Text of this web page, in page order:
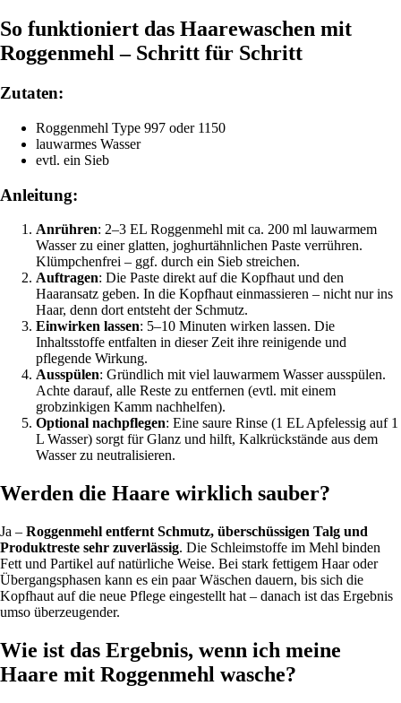
So funktioniert das Haarewaschen mit
Roggenmehl – Schritt für Schritt
Zutaten:
Roggenmehl Type 997 oder 1150
lauwarmes Wasser
evtl. ein Sieb
Anleitung:
Anrühren: 2–3 EL Roggenmehl mit ca. 200 ml lauwarmem
Wasser zu einer glatten, joghurtähnlichen Paste verrühren.
Klümpchenfrei – ggf. durch ein Sieb streichen.
Auftragen: Die Paste direkt auf die Kopfhaut und den
Haaransatz geben. In die Kopfhaut einmassieren – nicht nur ins
Haar, denn dort entsteht der Schmutz.
Einwirken lassen: 5–10 Minuten wirken lassen. Die
Inhaltsstoffe entfalten in dieser Zeit ihre reinigende und
pflegende Wirkung.
Ausspülen: Gründlich mit viel lauwarmem Wasser ausspülen.
Achte darauf, alle Reste zu entfernen (evtl. mit einem
grobzinkigen Kamm nachhelfen).
Optional nachpflegen: Eine saure Rinse (1 EL Apfelessig auf 1
L Wasser) sorgt für Glanz und hilft, Kalkrückstände aus dem
Wasser zu neutralisieren.
Werden die Haare wirklich sauber?
Ja – Roggenmehl entfernt Schmutz, überschüssigen Talg und
Produktreste sehr zuverlässig. Die Schleimstoffe im Mehl binden
Fett und Partikel auf natürliche Weise. Bei stark fettigem Haar oder
Übergangsphasen kann es ein paar Wäschen dauern, bis sich die
Kopfhaut auf die neue Pflege eingestellt hat – danach ist das Ergebnis
umso überzeugender.
Wie ist das Ergebnis, wenn ich meine
Haare mit Roggenmehl wasche?